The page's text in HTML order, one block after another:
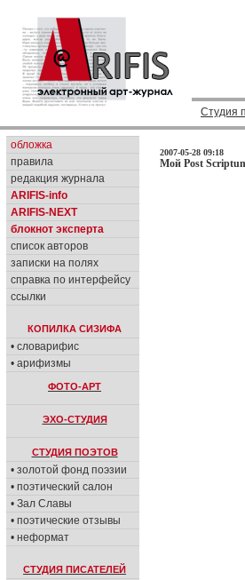
Студия
обложка
правила
редакция журнала
ARIFIS-info
ARIFIS-NEXT
блокнот эксперта
список авторов
записки на полях
справка по интерфейсу
ссылки
КОПИЛКА СИЗИФА
• словарифис
• арифизмы
ФОТО-АРТ
ЭХО-СТУДИЯ
СТУДИЯ ПОЭТОВ
• золотой фонд поэзии
• поэтический салон
• Зал Славы
• поэтические отзывы
• неформат
СТУДИЯ ПИСАТЕЛЕЙ
2007-05-28 09:18
Мой Post